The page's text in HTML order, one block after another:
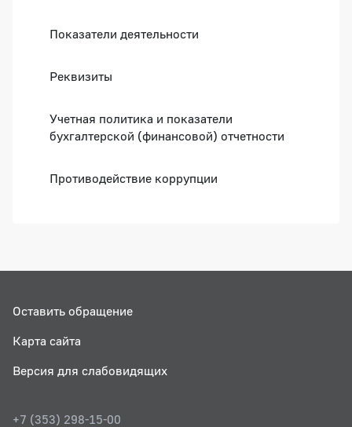
Показатели деятельности
Реквизиты
Учетная политика и показатели
бухгалтерской (финансовой) отчетности
Противодействие коррупции
Оставить обращение
Карта сайта
Версия для слабовидящих
+7 (353) 298-15-00